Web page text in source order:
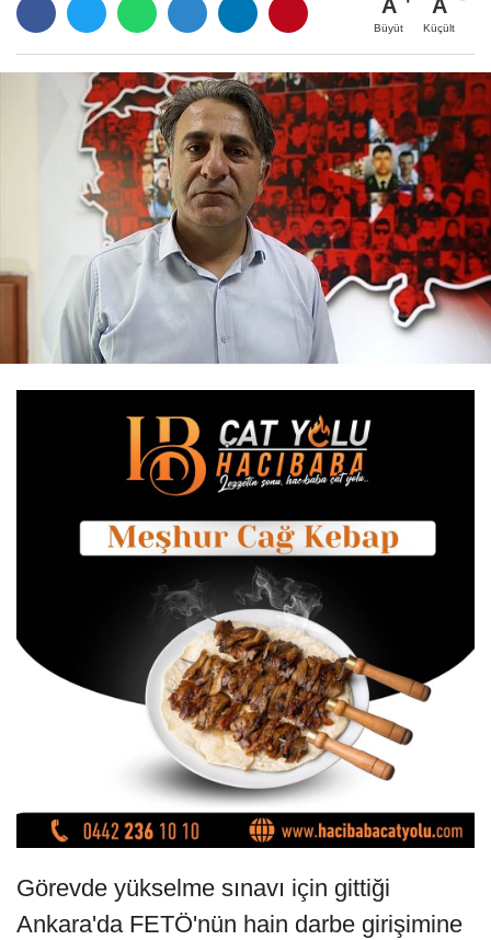
A
Büyüt
A
Küçült
Görevde yükselme sınavı için gittiği
Ankara'da FETÖ'nün hain darbe girişimine